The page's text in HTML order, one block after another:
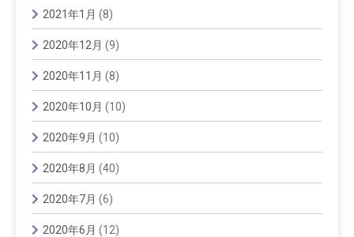
2021年1月 (8)
2020年12月 (9)
2020年11月 (8)
2020年10月 (10)
2020年9月 (10)
2020年8月 (40)
2020年7月 (6)
2020年6月 (12)